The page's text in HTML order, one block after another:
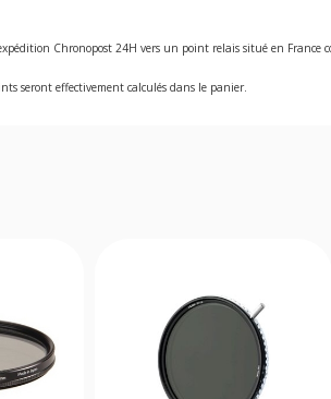
Chronopost 24H vers un point relais situé en
seront effectivement calculés dans le panier.